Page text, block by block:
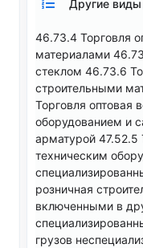
Другие виды
46.73.4 Торговля
материалами
стеклом 46.73.6
строительными
Торговля оптовая
оборудованием и
арматурой 47.52.5
техническим
розничная
включенными в
грузов